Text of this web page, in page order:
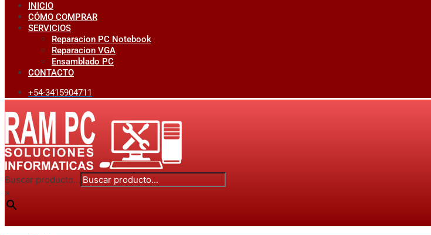
INICIO
CÓMO COMPRAR
SERVICIOS
Reparacion PC Notebook
Reparacion VGA
Ensamblado PC
CONTACTO
+54-3415904711
Buscar producto...
×